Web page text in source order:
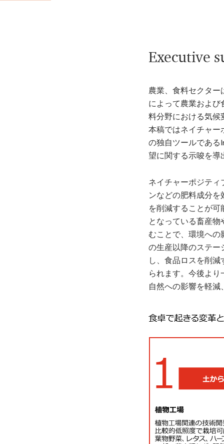
Executive
農業、食料セクター
によって農業および
料分野における気候
本稿ではネイチャー
の独自ツールである
望に関する示唆を導
ネイチャーポジティ
ンなどの肥料成分
を削減することが
となっている畜産
むことで、環境への
の生産以降のステー
し、食品ロスを削
られます。今後よ
自然への影響を軽